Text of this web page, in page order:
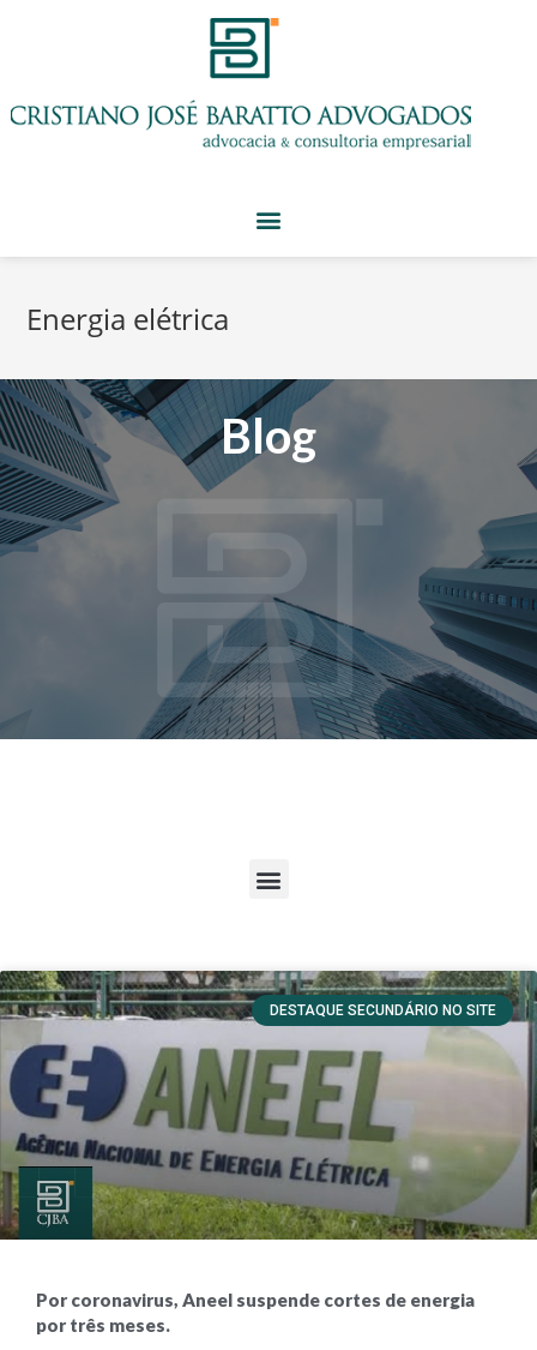
Energia elétrica
Blog
DESTAQUE SECUNDÁRIO NO SITE
Por coronavirus, Aneel suspende cortes de energia
por três meses.